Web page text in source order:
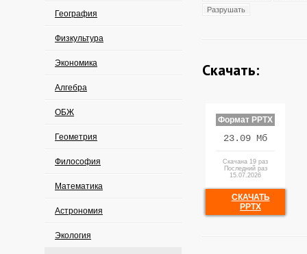
География
Физкультура
Экономика
Алгебра
ОБЖ
Геометрия
Философия
Математика
Астрономия
Экология
Разрушать
Скачать:
Формат PPTX
23.09 Мб
Скачана 19 раз
Последний раз
15.07.2026
СКАЧАТЬ
PPTX